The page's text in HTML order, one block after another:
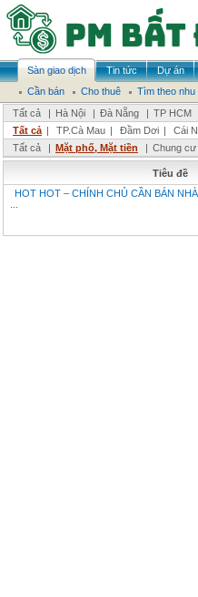
Sàn giao dịch Tin tức Dự án
Cần bán
Cho thuê
Tìm theo nhu
Tất cả
| Hà Nội | Đà Nẵng | TP HCM
Tất cả | TP.Cà Mau | Đầm Dơi | Cái
Tất cả
| Mặt phố, Mặt tiền | Chung cư
Tiêu đề
HOT HOT – CHÍNH CHỦ CẦN BÁN